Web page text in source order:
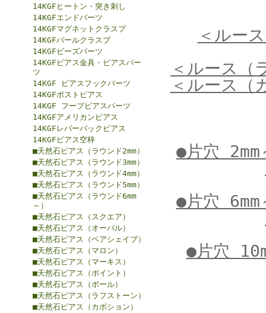
14KGFヒートン・突き刺し
14KGFエンドパーツ
14KGFマグネットクラスプ
14KGFパールクラスプ
14KGFビーズパーツ
14KGFピアス金具・ピアスパー
ツ
14KGF ピアスフックパーツ
14KGFポストピアス
14KGF フープピアスパーツ
14KGFアメリカンピアス
14KGFレバーバックピアス
14KGFピアス空枠
■天然石ピアス（ラウンド2mm）
■天然石ピアス（ラウンド3mm）
■天然石ピアス（ラウンド4mm）
■天然石ピアス（ラウンド5mm）
■天然石ピアス（ラウンド6mm
～）
■天然石ピアス（スクエア）
■天然石ピアス（オーバル）
■天然石ピアス（ペアシェイプ）
■天然石ピアス（マロン）
■天然石ピアス（マーキス）
■天然石ピアス（ポイント）
■天然石ピアス（ボール）
■天然石ピアス（ラフストーン）
■天然石ピアス（カボション）
＜ルー
＜ルース（
＜ルース（
●片穴 2mm
●片穴 6mm
●片穴